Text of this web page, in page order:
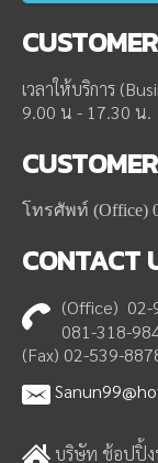
CUSTOMER
เวลาให้บริการ
9.00 น - 17.30 น.
CUSTOMER
โทรศัพท์ (Office)
CONTACT
(Office) 02-
081-318-
(Fax) 02-539-
บริษัท ช้อปปิ้ง